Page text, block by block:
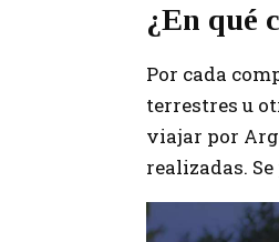
¿En qué
Por cada
terrestres u
viajar por
realizadas.